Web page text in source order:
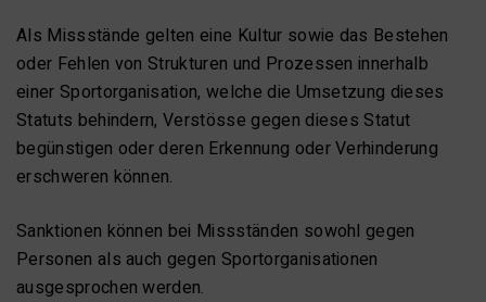
Als Missstände gelten eine Kultur sowie das Bestehen
oder Fehlen von Strukturen und Prozessen innerhalb
einer Sportorganisation, welche die Umsetzung dieses
Statuts behindern, Verstösse gegen dieses Statut
begünstigen oder deren Erkennung oder Verhinderung
erschweren können.
Sanktionen können bei Missständen sowohl gegen
Personen als auch gegen Sportorganisationen
ausgesprochen werden.